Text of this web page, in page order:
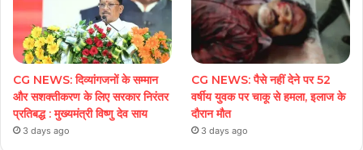
CG NEWS: दिव्यांगजनों के सम्मान
और सशक्तीकरण के लिए सरकार निरंतर
प्रतिबद्ध : मुख्यमंत्री विष्णु देव साय
3 days ago
CG NEWS: पैसे नहीं देने पर 52
वर्षीय युवक पर चाकू से हमला, इलाज के
दौरान मौत
3 days ago